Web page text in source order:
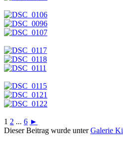
1 2 ... 6 ►
Dieser Beitrag wurde unterGalerie